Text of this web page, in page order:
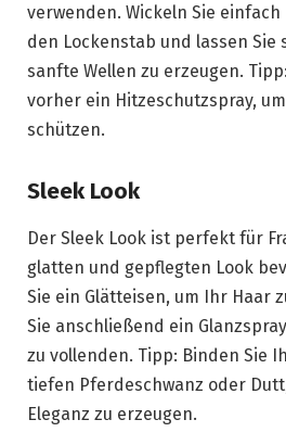
verwenden. Wickeln Sie
den Lockenstab und lassen Sie
sanfte Wellen zu erzeugen.
vorher ein Hitzeschutzspray,
schützen.
Sleek Look
Der Sleek Look ist perfekt für
glatten und gepflegten Look
Sie ein Glätteisen, um Ihr Haar
Sie anschließend ein
zu vollenden. Tipp: Binden Sie
tiefen Pferdeschwanz oder
Eleganz zu erzeugen.